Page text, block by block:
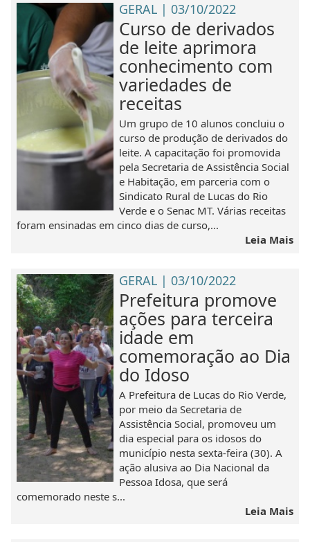
GERAL | 03/10/2022
Curso de derivados
de leite aprimora
conhecimento com
variedades de
receitas
Um grupo de 10 alunos concluiu o
curso de produção de derivados do
leite. A capacitação foi promovida
pela Secretaria de Assistência Social
e Habitação, em parceria com o
Sindicato Rural de Lucas do Rio
Verde e o Senac MT. Várias receitas
foram ensinadas em cinco dias de curso,...
Leia Mais
GERAL | 03/10/2022
Prefeitura promove
ações para terceira
idade em
comemoração ao Dia
do Idoso
A Prefeitura de Lucas do Rio Verde,
por meio da Secretaria de
Assistência Social, promoveu um
dia especial para os idosos do
município nesta sexta-feira (30). A
ação alusiva ao Dia Nacional da
Pessoa Idosa, que será
comemorado neste s...
Leia Mais